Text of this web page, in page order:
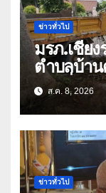
ข่าวทั่วไป
มรภ.เชีย
ตำบลบ้าน
ลอกสิ่งกีด
ปัญหาน้ำ
ส.ค. 8, 2026
ข่าวทั่วไป